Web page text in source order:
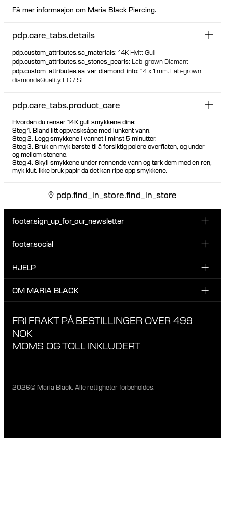
Få mer informasjon om Maria Black Piercing.
pdp.care_tabs.details
pdp.custom_attributes.sa_materials: 14K Hvitt Gull
pdp.custom_attributes.sa_stones_pearls: Lab-grown Diamant
pdp.custom_attributes.sa_var_diamond_info: 14 x 1 mm. Lab-grown
diamondsQuality: FG / SI
pdp.care_tabs.product_care
Hvordan du renser 14K gull smykkene dine:
Steg 1. Bland litt oppvasksåpe med lunkent vann.
Steg 2. Legg smykkene i vannet i minst 5 minutter.
Steg 3. Bruk en myk børste til å forsiktig polere overflaten, og under
og mellom stenene.
Steg 4. Skyll smykkene under rennende vann og tørk dem med en ren,
myk klut. Ikke bruk papir da det kan ripe opp smykkene.
pdp.find_in_store.find_in_store
footer.sign_up_for_our_newsletter
Registrer deg for vårt nyhetsbrev og bli den første som blir
nyheter fra Maria Black.
footer.social
INSTAGRAM
TIKTOK
HJELP
KUNDESERVICE & KONTAKT
LEVERING
RETNINGSLINJER FOR PERSONVERN
OM MARIA BLACK
ANSVAR & MATERIALER
BUTIKKER
FRI FRAKT PÅ BESTILLINGER OVER 499
NOK
MOMS OG TOLL INKLUDERT
2026© Maria Black. Alle rettigheter forbeholdes.